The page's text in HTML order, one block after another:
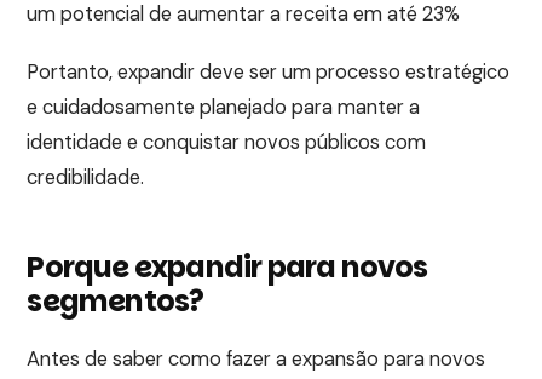
um potencial de aumentar a receita em até 23%
Portanto, expandir deve ser um processo estratégico
e cuidadosamente planejado para manter a
identidade e conquistar novos públicos com
credibilidade.
Porque expandir para novos
segmentos?
Antes de saber como fazer a expansão para novos